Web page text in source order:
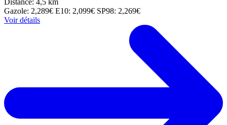
Distance: 4,5 km
Gazole: 2,289€ E10: 2,099€ SP98: 2,269€
Voir détails